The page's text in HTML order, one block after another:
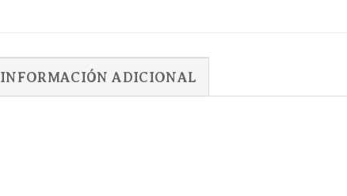
INFORMACIÓN ADICIONAL